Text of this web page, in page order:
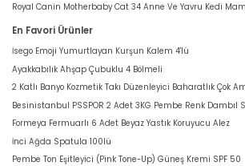
Royal Canin Motherbaby Cat 34 Anne Ve Yavru Kedi
En Favori Ürünler
İsego Emoji Yumurtlayan Kurşun Kalem 4'lü
Ayakkabılık Ahşap Çubuklu 4 Bölmeli
2 Katlı Banyo Kozmetik Takı Düzenleyici Baharatlık Çok
Besinistanbul PSSPOR 2 Adet 3KG Pembe Renk Dambıl
Formeya Fermuarlı 6 Adet Beyaz Yastık Koruyucu Alez
İnci Ağda Spatula 100lü
Pembe Ton Eşitleyici (Pink Tone-Up) Güneş Kremi SPF 50